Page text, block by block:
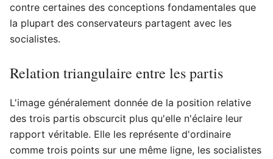
contre certaines des conceptions fondamentales que
la plupart des conservateurs partagent avec les
socialistes.
Relation triangulaire entre les partis
L'image généralement donnée de la position relative
des trois partis obscurcit plus qu'elle n'éclaire leur
rapport véritable. Elle les représente d'ordinaire
comme trois points sur une même ligne, les socialistes